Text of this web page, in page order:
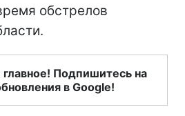
обстрелов
главное! Подпишитесь на
в Google!